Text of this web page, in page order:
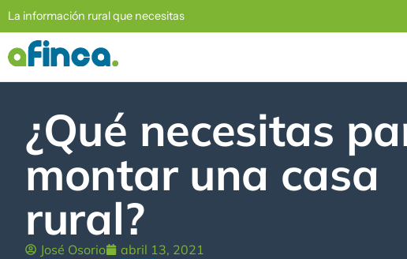
La información rural que necesitas
¿Qué necesitas
montar una casa
rural?
José Osorio abril 13, 2021